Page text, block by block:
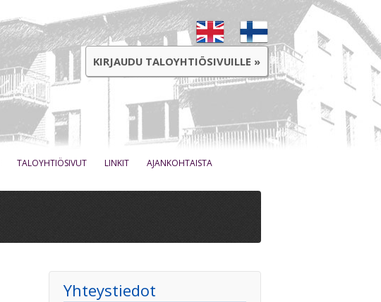
KIRJAUDU TALOYHTIÖSIVUILLE »
TALOYHTIÖSIVUT LINKIT AJANKOHTAISTA
Yhteystiedot